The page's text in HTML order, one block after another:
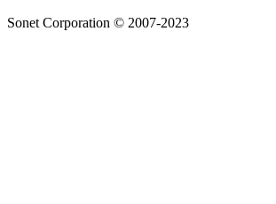
Sonet Corporation © 2007-2023